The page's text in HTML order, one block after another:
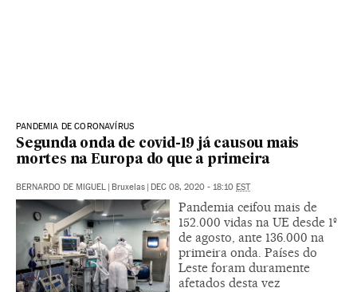
PANDEMIA DE CORONAVÍRUS
Segunda onda de covid-19 já causou mais
mortes na Europa do que a primeira
BERNARDO DE MIGUEL Bruxelas DEC 08, 2020 - 18:10 EST
Pandemia ceifou mais de
152.000 vidas na UE desde 1º
de agosto, ante 136.000 na
primeira onda. Países do
Leste foram duramente
afetados desta vez